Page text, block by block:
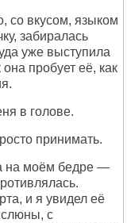
со вкусом, языком
забиралась
уже выступила
пробует её, как
в голове.
принимать.
на моём бедре —
и я увидел её
с